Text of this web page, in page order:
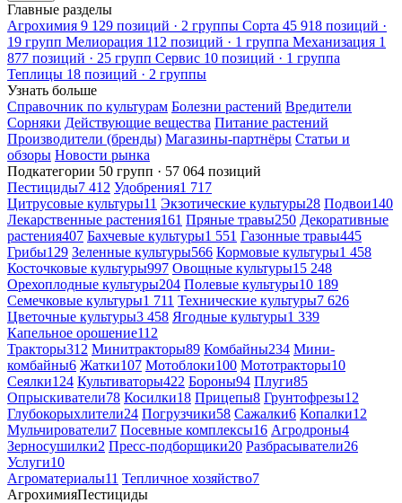
Главные разделы
Агрохимия 9 129 позиций · 2 группы Сорта 45 918 позиций ·
19 групп Мелиорация 112 позиций · 1 группа Механизация 1
877 позиций · 25 групп Сервис 10 позиций · 1 группа
Теплицы 18 позиций · 2 группы
Узнать больше
Справочник по культурам Болезни растений Вредители
Сорняки Действующие вещества Питание растений
Производители (бренды) Магазины-партнёры Статьи и
обзоры Новости рынка
Подкатегории 50 групп · 57 064 позиций
Пестициды7 412 Удобрения1 717
Цитрусовые культуры11 Экзотические культуры28 Подвои140
Лекарственные растения161 Пряные травы250 Декоративные
растения407 Бахчевые культуры1 551 Газонные травы445
Грибы129 Зеленные культуры566 Кормовые культуры1 458
Косточковые культуры997 Овощные культуры15 248
Орехоплодные культуры204 Полевые культуры10 189
Семечковые культуры1 711 Технические культуры7 626
Цветочные культуры3 458 Ягодные культуры1 339
Капельное орошение112
Тракторы312 Минитракторы89 Комбайны234 Мини-
комбайны6 Жатки107 Мотоблоки100 Мототракторы10
Сеялки124 Культиваторы422 Бороны94 Плуги85
Опрыскиватели78 Косилки18 Прицепы8 Грунтофрезы12
Глубокорыхлители24 Погрузчики58 Сажалки6 Копалки12
Мульчирователи7 Посевные комплексы16 Агродроны4
Зерносушилки2 Пресс-подборщики20 Разбрасыватели26
Услуги10
Агроматериалы11 Тепличное хозяйство7
АгрохимияПестициды